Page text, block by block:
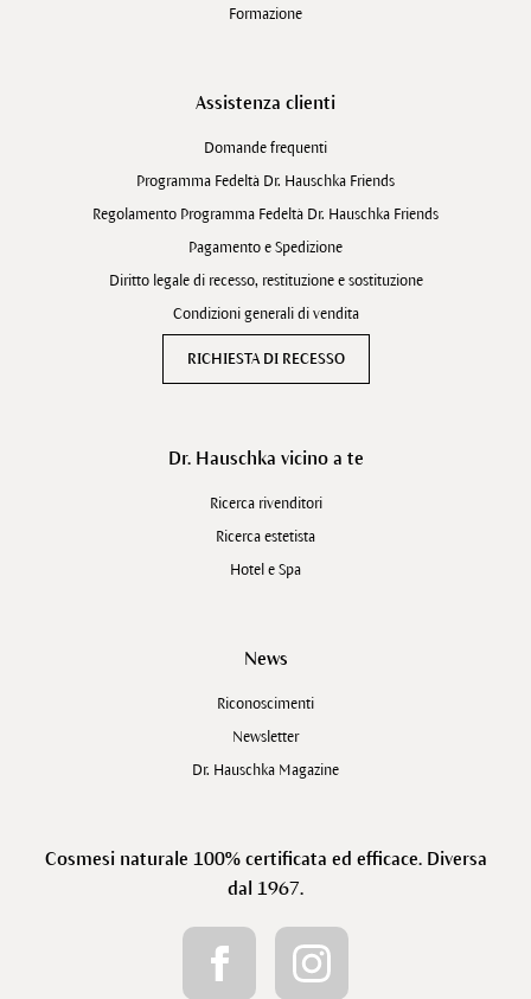
Formazione
Assistenza clienti
Domande frequenti
Programma Fedeltà Dr. Hauschka Friends
Regolamento Programma Fedeltà Dr. Hauschka Friends
Pagamento e Spedizione
Diritto legale di recesso, restituzione e sostituzione
Condizioni generali di vendita
RICHIESTA DI RECESSO
Dr. Hauschka vicino a te
Ricerca rivenditori
Ricerca estetista
Hotel e Spa
News
Riconoscimenti
Newsletter
Dr. Hauschka Magazine
Cosmesi naturale 100% certificata ed efficace. Diversa
dal 1967.